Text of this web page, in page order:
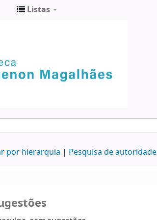
Listas
por hierarquia Pesquisa de autoridade